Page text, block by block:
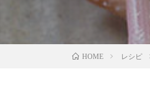
HOME レシピ